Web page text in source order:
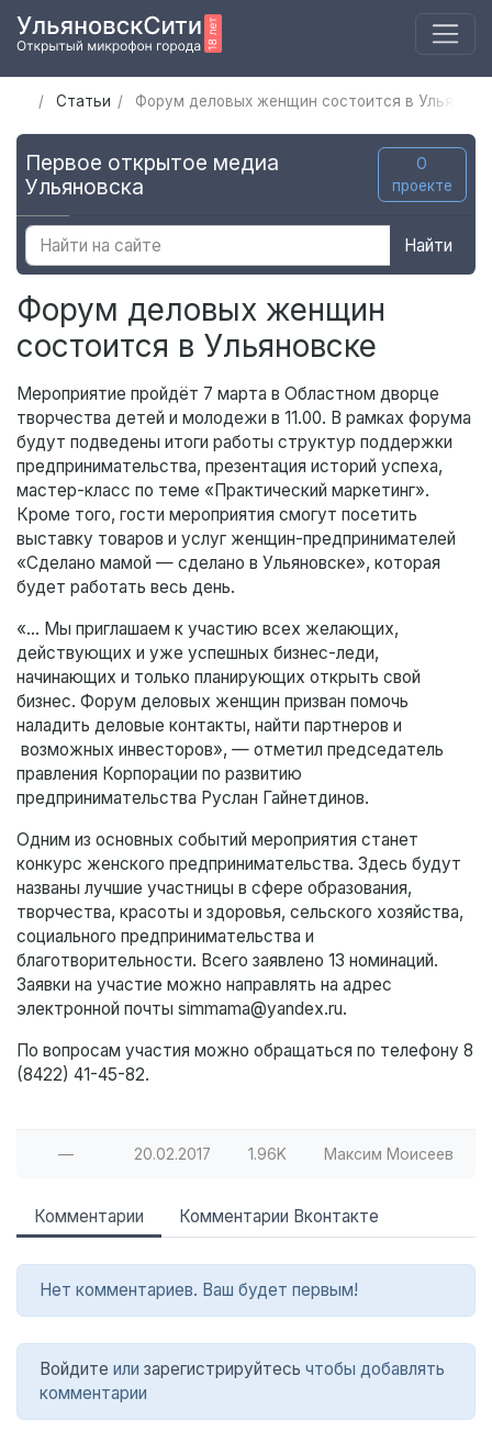
Статьи Форум деловых женщин состоится в
Первое открытое медиа
Ульяновска
О
проекте
Найти
Форум деловых женщин
состоится в Ульяновске
Мероприятие пройдёт 7 марта в Областном дворце
творчества детей и молодежи в 11.00. В рамках форума
будут подведены итоги работы структур поддержки
предпринимательства, презентация историй успеха,
мастер-класс по теме «Практический маркетинг».
Кроме того, гости мероприятия смогут посетить
выставку товаров и услуг женщин-предпринимателей
«Сделано мамой — сделано в Ульяновске», которая
будет работать весь день.
«… Мы приглашаем к участию всех желающих,
действующих и уже успешных бизнес-леди,
начинающих и только планирующих открыть свой
бизнес. Форум деловых женщин призван помочь
наладить деловые контакты, найти партнеров и
возможных инвесторов», — отметил председатель
правления Корпорации по развитию
предпринимательства Руслан Гайнетдинов.
Одним из основных событий мероприятия станет
конкурс женского предпринимательства. Здесь будут
названы лучшие участницы в сфере образования,
творчества, красоты и здоровья, сельского хозяйства,
социального предпринимательства и
благотворительности. Всего заявлено 13 номинаций.
Заявки на участие можно направлять на адрес
электронной почты simmama@yandex.ru.
По вопросам участия можно обращаться по телефону 8
(8422) 41-45-82.
— 20.02.2017 1.96K Максим Моисеев
Комментарии Комментарии Вконтакте
Нет комментариев. Ваш будет первым!
Войдите или зарегистрируйтесь чтобы добавлять
комментарии